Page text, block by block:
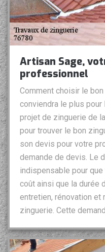
Artisan Sage,
professionnel
Comment choisir le
conviendra le plus
projet de zinguerie de
pour trouver le bon
son devis pour votre
demande de devis. Le
indispensable pour
coût ainsi que la durée
entretien, rénovation et
zinguerie. Cette